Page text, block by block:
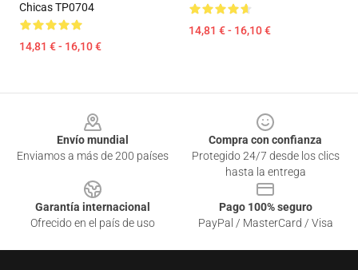
Chicas TP0704
14,81 € - 16,10 €
14,81 € - 16,10 €
Envío mundial
Enviamos a más de 200 países
Compra con confianza
Protegido 24/7 desde los clics
hasta la entrega
Garantía internacional
Ofrecido en el país de uso
Pago 100% seguro
PayPal / MasterCard / Visa